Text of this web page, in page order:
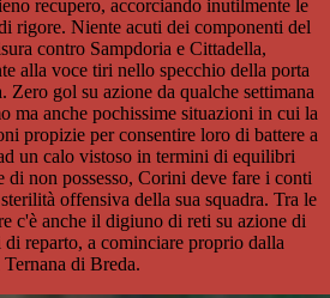
recupero, accorciando inutilmente le
rigore. Niente acuti dei componenti del
contro Sampdoria e Cittadella,
alla voce tiri nello specchio della porta
Zero gol su azione da qualche settimana
ma anche pochissime situazioni in cui la
propizie per consentire loro di battere a
un calo vistoso in termini di equilibri
di non possesso, Corini deve fare i conti
offensiva della sua squadra. Tra le
c'è anche il digiuno di reti su azione di
reparto, a cominciare proprio dalla
di Breda.